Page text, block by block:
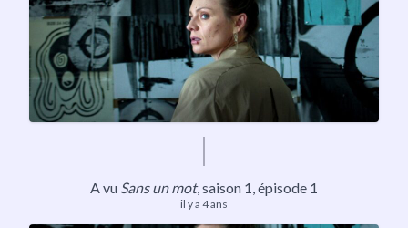
A vu Sans un mot,saison 1, épisode 1
il y a 4 ans